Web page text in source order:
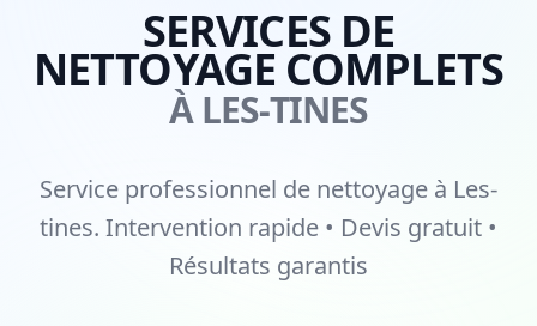
SERVICES DE
NETTOYAGE COMPLETS
À LES-TINES
Service professionnel de nettoyage à Les-
tines. Intervention rapide • Devis gratuit •
Résultats garantis